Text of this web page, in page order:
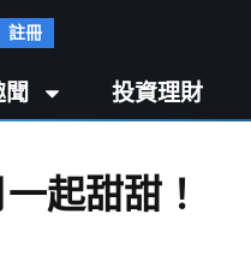
註冊
投資理財
起甜甜！